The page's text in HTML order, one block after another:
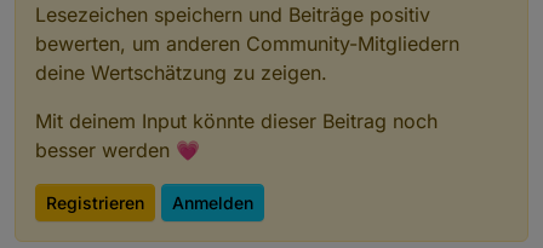
Lesezeichen speichern und Beiträge positiv
bewerten, um anderen Community-Mitgliedern
deine Wertschätzung zu zeigen.
Mit deinem Input könnte dieser Beitrag noch
besser werden 💗
Registrieren Anmelden